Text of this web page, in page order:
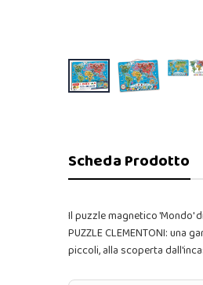
Scheda Prodotto
Il puzzle magnetico 'Mondo'
PUZZLE CLEMENTONI:
piccoli, alla scoperta